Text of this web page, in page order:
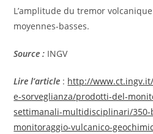
L’amplitude du tremor
moyennes-basses.
Source : INGV
Lire l’article : http://
e-sorveglianza/prodotti-del-
settimanali-multidisciplinari/
monitoraggio-vulcanico-